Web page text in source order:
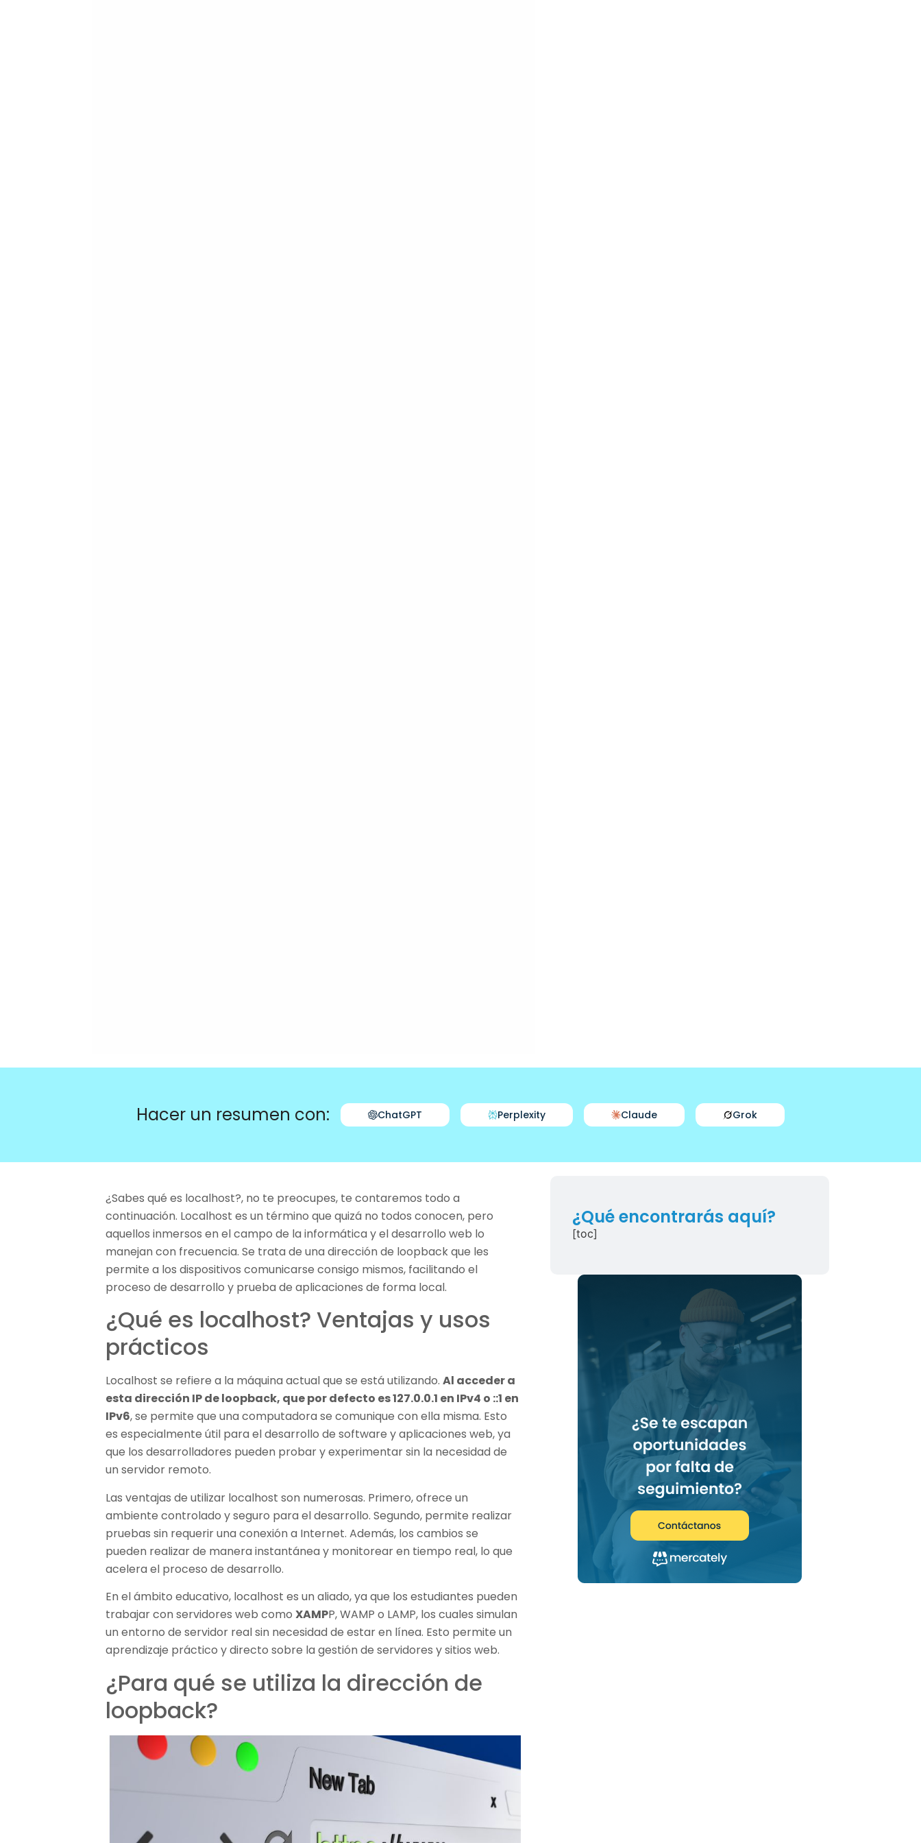
Hacer un resumen con: ChatGPT Perplexity Claude Grok
¿Sabes qué es localhost?, no te preocupes, te contaremos todo a
continuación. Localhost es un término que quizá no todos conocen, pero
aquellos inmersos en el campo de la informática y el desarrollo web lo
manejan con frecuencia. Se trata de una dirección de loopback que les
permite a los dispositivos comunicarse consigo mismos, facilitando el
proceso de desarrollo y prueba de aplicaciones de forma local.
¿Qué es localhost? Ventajas y usos
prácticos
Localhost se refiere a la máquina actual que se está utilizando.Al acceder a
esta dirección IP de loopback, que por defecto es 127.0.0.1 en IPv4 o ::1 en
IPv6, se permite que una computadora se comunique con ella misma. Esto
es especialmente útil para el desarrollo de software y aplicaciones web, ya
que los desarrolladores pueden probar y experimentar sin la necesidad de
un servidor remoto.
Las ventajas de utilizar localhost son numerosas. Primero, ofrece un
ambiente controlado y seguro para el desarrollo. Segundo, permite realizar
pruebas sin requerir una conexión a Internet. Además, los cambios se
pueden realizar de manera instantánea y monitorear en tiempo real, lo que
acelera el proceso de desarrollo.
En el ámbito educativo, localhost es un aliado, ya que los estudiantes pueden
trabajar con servidores web comoXAMPP, WAMP o LAMP, los cuales simulan
un entorno de servidor real sin necesidad de estar en línea. Esto permite un
aprendizaje práctico y directo sobre la gestión de servidores y sitios web.
¿Para qué se utiliza la dirección de
loopback?
¿Qué encontrarás aquí?
[toc]